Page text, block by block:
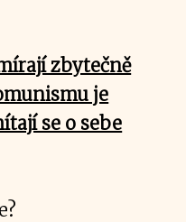
zbytečně
je
se o sebe